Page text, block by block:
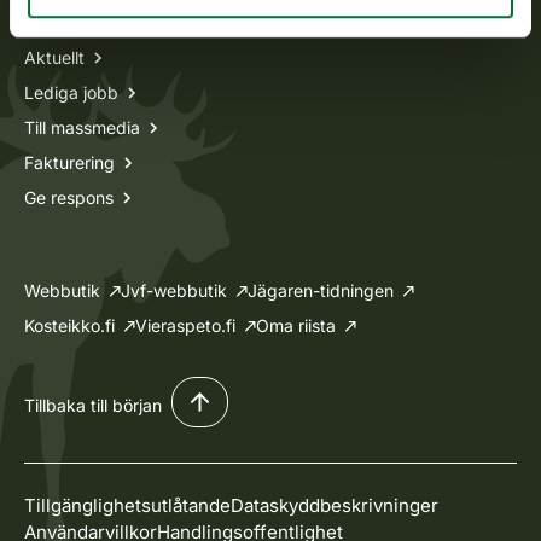
Aktuellt
Lediga jobb
Till massmedia
Fakturering
Ge respons
Webbutik Jvf-webbutik
Jägaren-tidningen
Kosteikko.fi
Vieraspeto.fi Oma riista
Tillbaka till början
TillgänglighetsutlåtandeDataskyddbeskrivninger
AnvändarvillkorHandlingsoffentlighet